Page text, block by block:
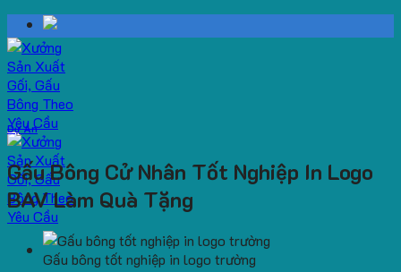
Skip
to
content
Dự Án
Gấu Bông Cử Nhân Tốt Nghiệp In Logo
BAV Làm Quà Tặng
Gấu bông tốt nghiệp in logo trường